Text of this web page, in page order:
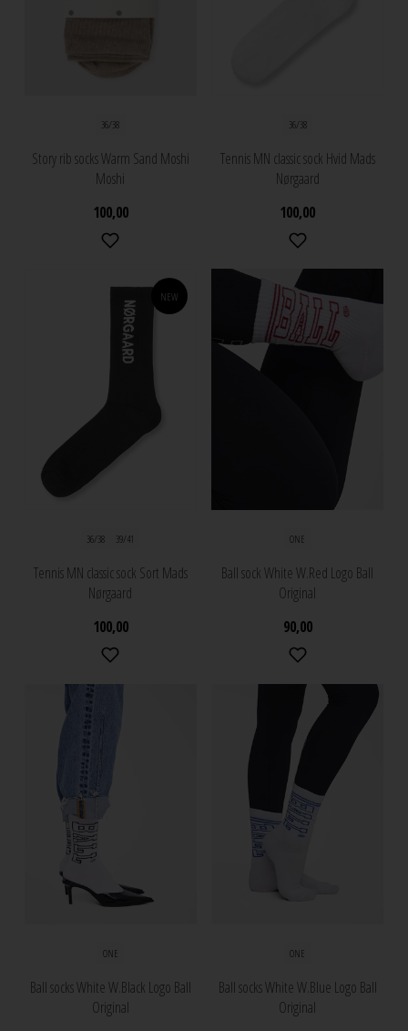
36/38
Story rib socks Warm Sand Moshi
Moshi
100,00
36/38
Tennis MN classic sock Hvid Mads
Nørgaard
100,00
NEW
36/38 39/41
Tennis MN classic sock Sort Mads
Nørgaard
100,00
ONE
Ball sock White W.Red Logo Ball
Original
90,00
ONE
Ball socks White W.Black Logo Ball
Original
ONE
Ball socks White W.Blue Logo Ball
Original